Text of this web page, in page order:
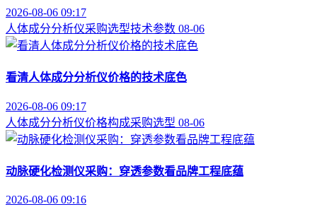
2026-08-06 09:17
人体成分分析仪采购选型技术参数 08-06
看清人体成分分析仪价格的技术底色
2026-08-06 09:17
人体成分分析仪价格构成采购选型 08-06
动脉硬化检测仪采购：穿透参数看品牌工程底蕴
2026-08-06 09:16